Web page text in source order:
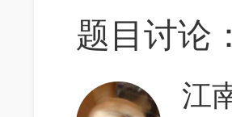
题目讨论：